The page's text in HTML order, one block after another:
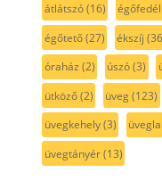
átlátszó(16) égőfedél
égőtető(27) ékszíj
óraház (2) úszó(3)
ütköző(2) üveg(123)
üvegkehely(3)
üvegtányér(13)